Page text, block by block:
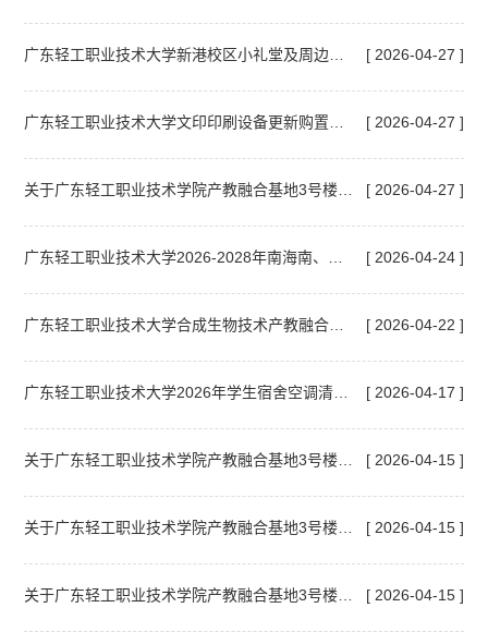
[ 2026-04-27 ]
[ 2026-04-27 ]
[ 2026-04-27 ]
[ 2026-04-24 ]
[ 2026-04-22 ]
[ 2026-04-17 ]
[ 2026-04-15 ]
[ 2026-04-15 ]
[ 2026-04-15 ]